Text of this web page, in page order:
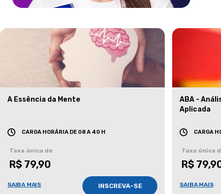
A Essência da Mente
CARGA HORÁRIA DE 08 A 40 H
Taxa única de
R$ 79,90
SAIBA MAIS INSCREVA-SE
ABA -
Aplicada
CARGA
Taxa única
R$
SAIBA MAIS